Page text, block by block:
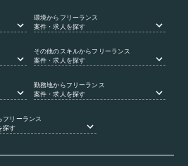
環境からフリーランス
案件・求人を探す
その他のスキルからフリーランス
案件・求人を探す
勤務地からフリーランス
案件・求人を探す
フリーランス
探す